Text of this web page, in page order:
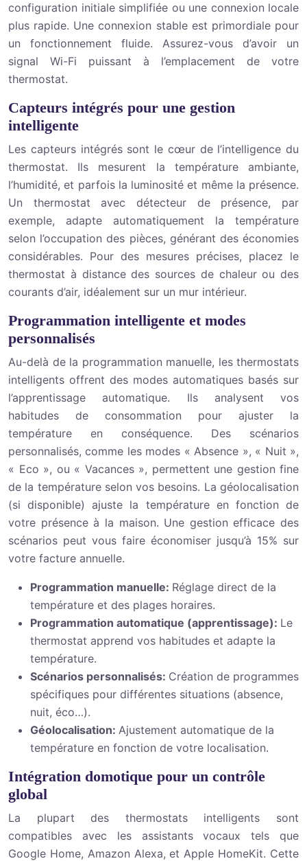
configuration initiale simplifiée ou une connexion locale
plus rapide. Une connexion stable est primordiale pour
un fonctionnement fluide. Assurez-vous d’avoir un
signal Wi-Fi puissant à l’emplacement de votre
thermostat.
Capteurs intégrés pour une gestion
intelligente
Les capteurs intégrés sont le cœur de l’intelligence du
thermostat. Ils mesurent la température ambiante,
l’humidité, et parfois la luminosité et même la présence.
Un thermostat avec détecteur de présence, par
exemple, adapte automatiquement la température
selon l’occupation des pièces, générant des économies
considérables. Pour des mesures précises, placez le
thermostat à distance des sources de chaleur ou des
courants d’air, idéalement sur un mur intérieur.
Programmation intelligente et modes
personnalisés
Au-delà de la programmation manuelle, les thermostats
intelligents offrent des modes automatiques basés sur
l’apprentissage automatique. Ils analysent vos
habitudes de consommation pour ajuster la
température en conséquence. Des scénarios
personnalisés, comme les modes « Absence », « Nuit »,
« Eco », ou « Vacances », permettent une gestion fine
de la température selon vos besoins. La géolocalisation
(si disponible) ajuste la température en fonction de
votre présence à la maison. Une gestion efficace des
scénarios peut vous faire économiser jusqu’à 15% sur
votre facture annuelle.
Programmation manuelle: Réglage direct de la
température et des plages horaires.
Programmation automatique (apprentissage): Le
thermostat apprend vos habitudes et adapte la
température.
Scénarios personnalisés: Création de programmes
spécifiques pour différentes situations (absence,
nuit, éco…).
Géolocalisation: Ajustement automatique de la
température en fonction de votre localisation.
Intégration domotique pour un contrôle
global
La plupart des thermostats intelligents sont
compatibles avec les assistants vocaux tels que
Google Home, Amazon Alexa, et Apple HomeKit. Cette